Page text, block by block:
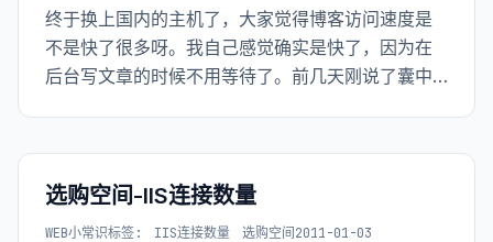
终于换上国内的主机了，大家觉得博客访问速度是
不是快了很多呀。我自己感觉确实是快了，因为在
后台写文章的时候不用等待了。前几天刚说了囊中
选购空间-IIS连接数量
WEB小常识标签: IIS连接数量 选购空间2011-01-03